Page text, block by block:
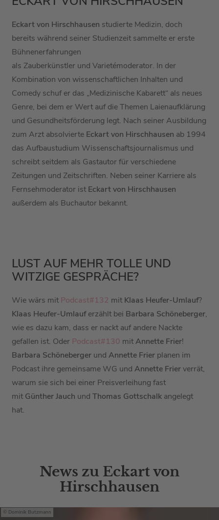
Eckart von Hirschhausen studierte Medizin, doch
bereits während seiner Studienzeit sammelte er erste
Bühnenerfahrungen
als Zauberkünstler und Varietémoderator. In der
Kombination von wissenschaftlichen Inhalten und
Comedy schuf er das „Medizinische Kabarett“ als neues
Genre, bei dem er Wert auf die Themen Laienaufklärung
und Gesundheitsförderung legt. Nach seiner Ausbildung
zum Arzt absolvierte Eckart von Hirschhausen ab 1994
das Aufbaustudium Wissenschaftsjournalismus und
schreibt seitdem als Gastautor für verschiedene
Zeitungen und Zeitschriften. Neben seiner Karriere als
Fernsehmoderator ist Eckart von Hirschhausen
außerdem als Buchautor bekannt.
LUST AUF MEHR TOLLE UND
WITZIGE GESPRÄCHE?
Wie wärs mit Podcast#132 mit Klaas Heufer-Umlauf?
Klaas Heufer-Umlauferzählt bei Barbara Schöneberger,
wie es dazu kam, dass er nackt auf andere Nackte
gefallen ist. Oder Podcast#130 mitAnnette Frier!
Barbara Schöneberger und Annette Frier planen im
Podcast ihre gemeinsame WG und Annette Frierverrät,
warum sie sich bei einer Preisverleihung fast
mit Günther Jauch und Thomas Gottschalk angelegt
hat.
News zu Eckart von
Hirschhausen
Dominik Butzmann